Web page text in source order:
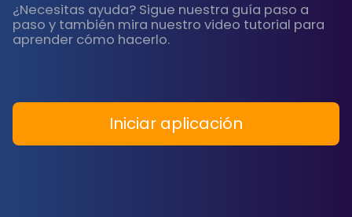
¿Necesitas ayuda? Sigue nuestra guía paso a
paso y también mira nuestro video tutorial para
aprender cómo hacerlo.
Iniciar aplicación